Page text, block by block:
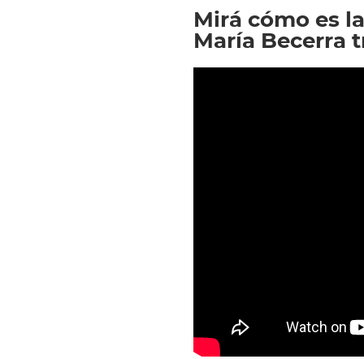
Mirá cómo es
María Becerra